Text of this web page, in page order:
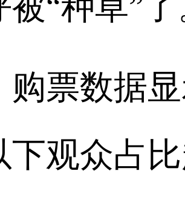
被“种草”
数据显
下观众占